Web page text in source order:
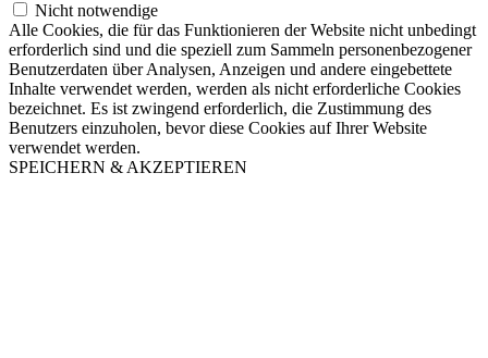
Nicht notwendige
Alle Cookies, die für das Funktionieren der Website nicht unbedingt
erforderlich sind und die speziell zum Sammeln personenbezogener
Benutzerdaten über Analysen, Anzeigen und andere eingebettete
Inhalte verwendet werden, werden als nicht erforderliche Cookies
bezeichnet. Es ist zwingend erforderlich, die Zustimmung des
Benutzers einzuholen, bevor diese Cookies auf Ihrer Website
verwendet werden.
SPEICHERN & AKZEPTIEREN